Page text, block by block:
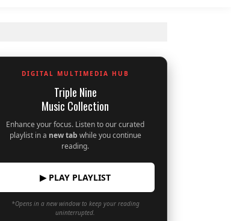
DIGITAL MULTIMEDIA HUB
Triple Nine
Music Collection
Enhance your focus. Listen to our curated
playlist in a new tab while you continue
reading.
▶ PLAY PLAYLIST
*Opens in a new window to keep your reading
uninterrupted.